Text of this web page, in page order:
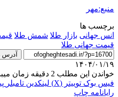
منبع:مهر
برچسب ها
انس جهانی بازار طلا شمش طلا
قیمت جهانی طلا
۱۴۰۴/۰۱/۱۹
خواندن این مطلب 2 دقیقه زمان میبرد
فیس بوک توییتر (X) لینکدین ‫تامبلر
رایانامه چاپ